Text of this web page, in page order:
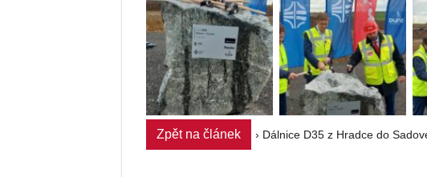
Zpět na článek › Dálnice D35 z Hradce do